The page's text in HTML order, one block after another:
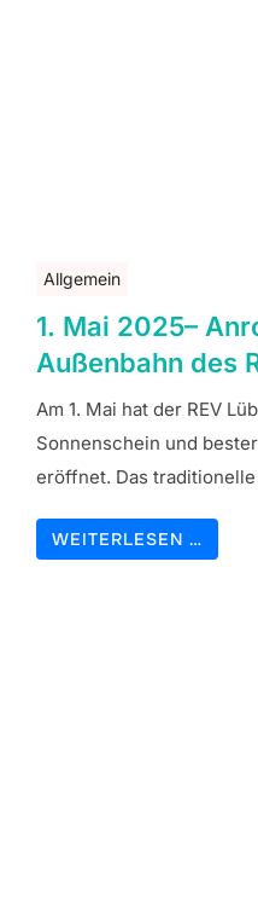
Allgemein
1. Mai 2025–
Außenbahn des
Am 1. Mai hat der REV
Sonnenschein und
eröffnet. Das
WEITERLESEN …